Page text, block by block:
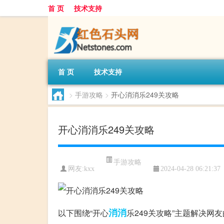
首 页 技术支持
首 页 技术支持
> 手游攻略 > 开心消消乐249关攻略
开心消消乐249关攻略
网友: kxx
手游攻略
2024-04-28 06:21:37
以下围绕“开心消消乐249关攻略”主题解决网